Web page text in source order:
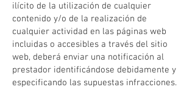
ilícito de la utilización de cualquier
contenido y/o de la realización de
cualquier actividad en las páginas web
incluidas o accesibles a través del sitio
web, deberá enviar una notificación al
prestador identificándose debidamente y
especificando las supuestas infracciones.